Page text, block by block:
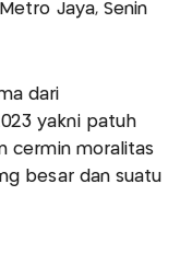
Jaya, Senin
dari
yakni patuh
cermin moralitas
besar dan suatu